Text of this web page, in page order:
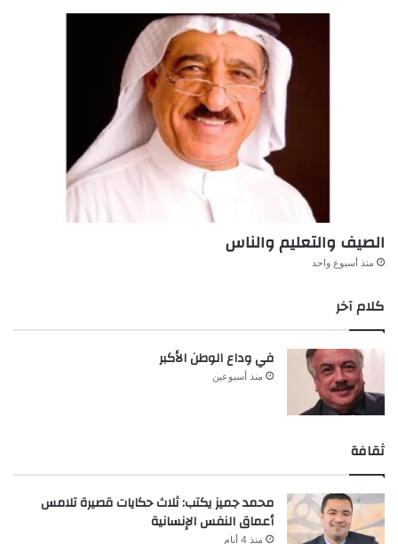
الصيف والتعليم والناس
منذ أسبوع واحد
كلام آخر
في وداع الوطن الأكبر
منذ أسبوعين
ثقافة
محمد جميز يكتب: ثلاث حكايات قصيرة تلامس
أعماق النفس الإنسانية
منذ 4 أيام